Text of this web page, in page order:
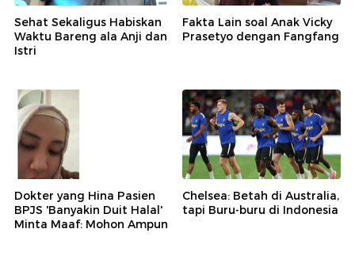
Sehat Sekaligus Habiskan
Waktu Bareng ala Anji dan
Istri
Fakta Lain soal Anak Vicky
Prasetyo dengan Fangfang
Dokter yang Hina Pasien
BPJS 'Banyakin Duit Halal'
Minta Maaf: Mohon Ampun
Chelsea: Betah di Australia,
tapi Buru-buru di Indonesia